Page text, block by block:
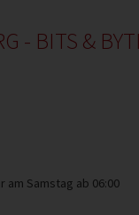
- BITS &
am Samstag ab 06:00